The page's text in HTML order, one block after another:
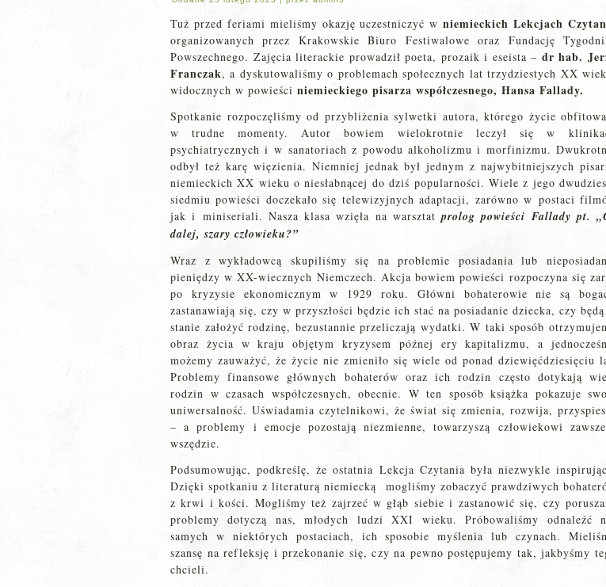
Tuż przed feriami mieliśmy okazję uczestniczyć wniemieckich Lekcjach
organizowanych przez Krakowskie Biuro Festiwalowe oraz Fundację
Powszechnego. Zajęcia literackie prowadził poeta, prozaik i eseista – dr hab.
Franczak, a dyskutowaliśmy o problemach społecznych lat trzydziestych XX
widocznych w powieści niemieckiego pisarza współczesnego, Hansa Fallady.
Spotkanie rozpoczęliśmy od przybliżenia sylwetki autora, którego życie
w trudne momenty. Autor bowiem wielokrotnie leczył się w
psychiatrycznych i w sanatoriach z powodu alkoholizmu i morfinizmu.
odbył też karę więzienia. Niemniej jednak był jednym z najwybitniejszych
niemieckich XX wieku o niesłabnącej do dziś popularności. Wiele z jego
siedmiu powieści doczekało się telewizyjnych adaptacji, zarówno w postaci
jak i miniseriali. Nasza klasa wzięła na warsztatprolog powieści Fallady pt.
dalej, szary człowieku?”
Wraz z wykładowcą skupiliśmy się na problemie posiadania lub
pieniędzy w XX-wiecznych Niemczech. Akcja bowiem powieści rozpoczyna się
po kryzysie ekonomicznym w 1929 roku. Główni bohaterowie nie są
zastanawiają się, czy w przyszłości będzie ich stać na posiadanie dziecka, czy
stanie założyć rodzinę, bezustannie przeliczają wydatki. W taki sposób
obraz życia w kraju objętym kryzysem późnej ery kapitalizmu, a
możemy zauważyć, że życie nie zmieniło się wiele od ponad dziewięćdziesięciu
Problemy finansowe głównych bohaterów oraz ich rodzin często dotykają
rodzin w czasach współczesnych, obecnie. W ten sposób książka pokazuje
uniwersalność. Uświadamia czytelnikowi, że świat się zmienia, rozwija,
– a problemy i emocje pozostają niezmienne, towarzyszą człowiekowi
wszędzie.
Podsumowując, podkreślę, że ostatnia Lekcja Czytania była niezwykle
Dzięki spotkaniu z literaturą niemiecką mogliśmy zobaczyć prawdziwych
z krwi i kości. Mogliśmy też zajrzeć w głąb siebie i zastanowić się, czy
problemy dotyczą nas, młodych ludzi XXI wieku. Próbowaliśmy odnaleźć
samych w niektórych postaciach, ich sposobie myślenia lub czynach.
szansę na refleksję i przekonanie się, czy na pewno postępujemy tak, jakbyśmy
chcieli.